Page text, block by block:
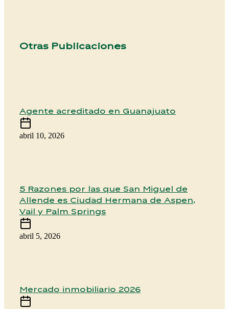
Otras Publicaciones
Agente acreditado en Guanajuato
abril 10, 2026
5 Razones por las que San Miguel de
Allende es Ciudad Hermana de Aspen,
Vail y Palm Springs
abril 5, 2026
Mercado inmobiliario 2026